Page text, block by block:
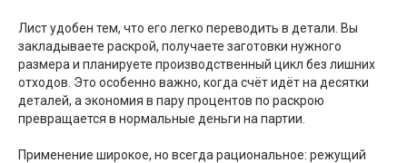
Лист удобен тем, что его легко переводить в детали. Вы
закладываете раскрой, получаете заготовки нужного
размера и планируете производственный цикл без лишних
отходов. Это особенно важно, когда счёт идёт на десятки
деталей, а экономия в пару процентов по раскрою
превращается в нормальные деньги на партии.
Применение широкое, но всегда рациональное: режущий